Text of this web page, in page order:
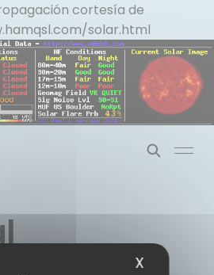
cortesía de
solar.html
X Ocultar